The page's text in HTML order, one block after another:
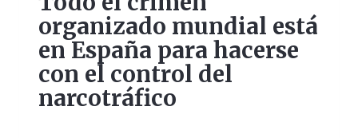
organizado mundial está
en España para hacerse
con el control del
narcotráfico